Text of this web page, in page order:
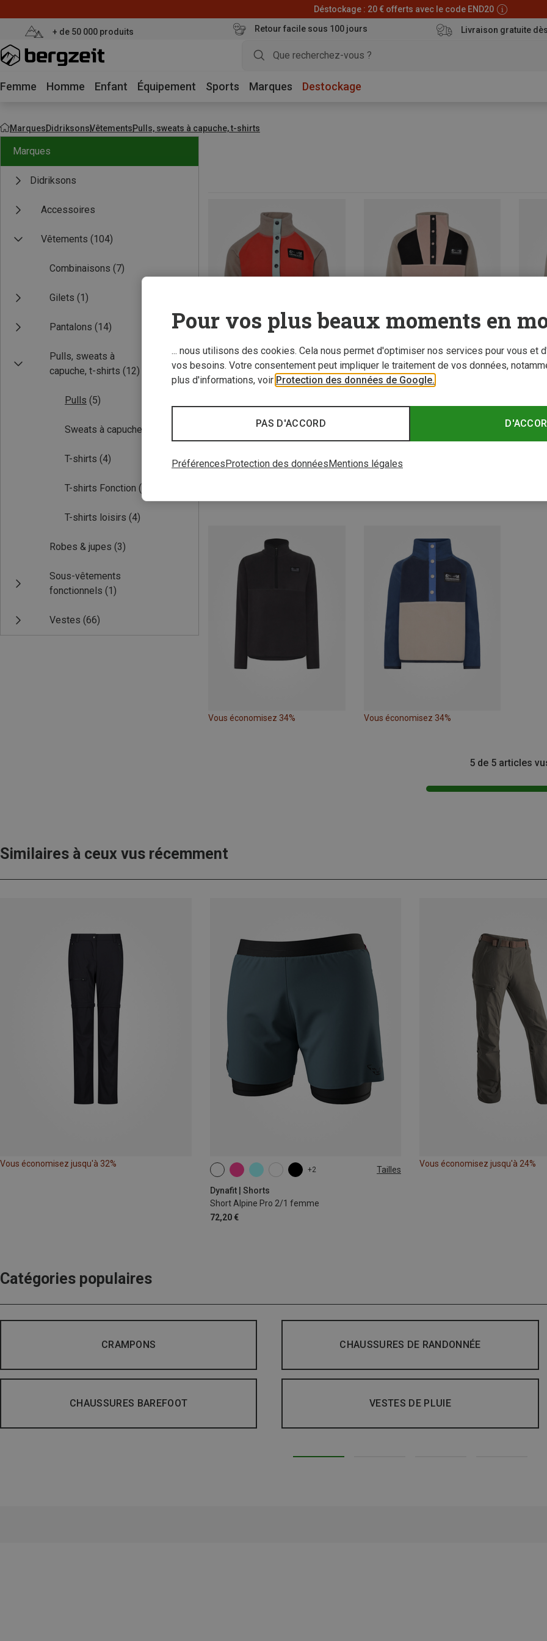
Déstockage : 20 € offerts avec le code END20
+ de 50 000 produits Retour facile sous 100 jours Livraison gratuite
Femme Homme Enfant Équipement Sports Marques Destockage
MarquesDidriksonsVêtementsPulls, sweats à capuche, t-shirts
Marques
Didriksons
Accessoires
Vêtements (104)
Combinaisons (7)
Gilets (1)
Pantalons (14)
Pulls, sweats à
capuche, t-shirts (12)
Pulls (5)
Sweats à capuche
T-shirts (4)
T-shirts Fonction (4)
T-shirts loisirs (4)
Robes & jupes (3)
Sous-vêtements
fonctionnels (1)
Vestes (66)
Vous économisez 34% Vous économisez 34%
5 de 5 articles
Similaires à ceux vus récemment
Vous économisez jusqu'à 32%
+2 Tailles
Dynafit | Shorts
Short Alpine Pro 2/1 femme
72,20 €
XS S M XL
Vous économisez jusqu'à 24%
Catégories populaires
CRAMPONS CHAUSSURES DE RANDONNÉE
CHAUSSURES BAREFOOT VESTES DE PLUIE
Pour vos plus beaux moments en
... nous utilisons des cookies. Cela nous permet d'optimiser nos services pour vous et
vos besoins. Votre consentement peut impliquer le traitement de vos données,
plus d'informations, voir Protection des données de Google.
PAS D'ACCORD
Préférences Protection des données Mentions légales